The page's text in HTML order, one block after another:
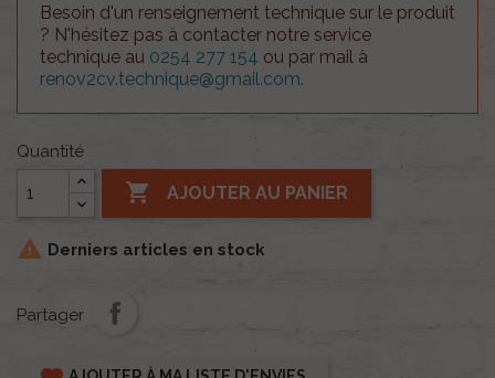
Besoin d'un renseignement technique sur le produit
? N'hésitez pas à contacter notre service
technique au 0254 277 154 ou par mail à
renov2cv.technique@gmail.com.
Quantité
 AJOUTER AU PANIER
 Derniers articles en stock
Partager